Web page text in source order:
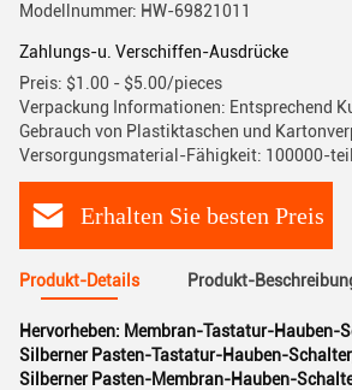
Modellnummer: HW-69821011
Zahlungs-u. Verschiffen-Ausdrücke
Preis: $1.00 - $5.00/pieces
Verpackung Informationen: Entsprechend
Gebrauch von Plastiktaschen und
Versorgungsmaterial-Fähigkeit: 100000-
Erhalten Sie besten Preis
Produkt-Details Produkt-
Hervorheben: Membran-Tastatur-Hauben-
Silberner Pasten-Tastatur-Hauben-Schalter
Silberner Pasten-Membran-Hauben-